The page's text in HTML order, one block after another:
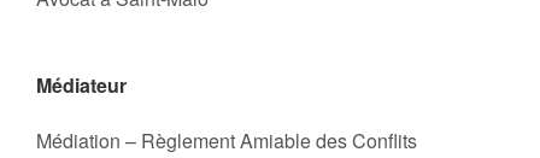
Médiateur
Médiation – Règlement Amiable des Conflits